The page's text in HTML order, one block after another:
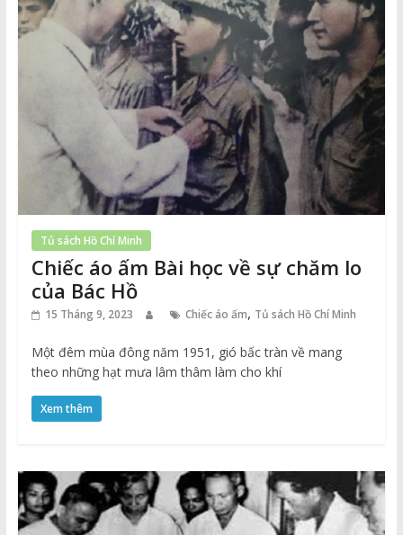
Tủ sách Hồ Chí Minh
Chiếc áo ấm Bài học về sự chăm lo
của Bác Hồ
15 Tháng 9, 2023 Chiếc áo ấm, Tủ sách Hồ Chí Minh
Một đêm mùa đông năm 1951, gió bấc tràn về mang
theo những hạt mưa lâm thâm làm cho khí
Xem thêm